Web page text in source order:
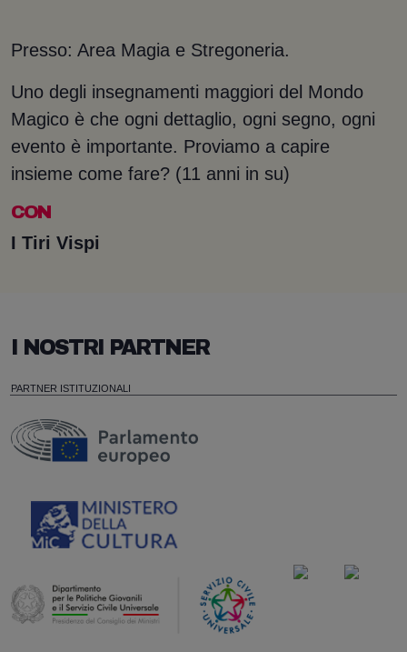
Presso: Area Magia e Stregoneria.
Uno degli insegnamenti maggiori del Mondo
Magico è che ogni dettaglio, ogni segno, ogni
evento è importante. Proviamo a capire
insieme come fare? (11 anni in su)
CON
I Tiri Vispi
I NOSTRI PARTNER
PARTNER ISTITUZIONALI